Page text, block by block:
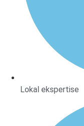
Lokal ekspertise